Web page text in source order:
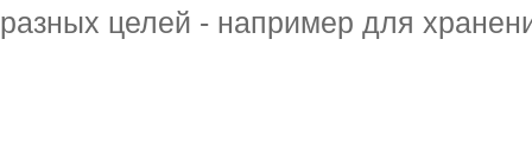
разных целей - например для